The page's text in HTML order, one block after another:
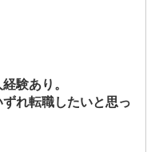
験あり。
れ転職したいと思っ